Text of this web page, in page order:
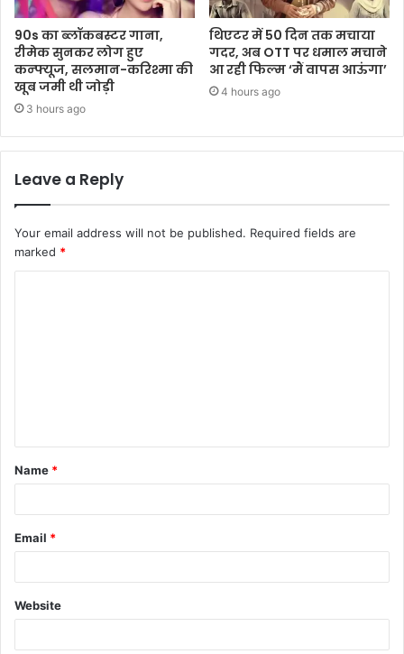
90s का ब्लॉकबस्टर गाना,
रीमेक सुनकर लोग हुए
कन्फ्यूज, सलमान-करिश्मा की
खूब जमी थी जोड़ी
3 hours ago
थिएटर में 50 दिन तक मचाया
गदर, अब OTT पर धमाल मचाने
आ रही फिल्म ‘मैं वापस आऊंगा’
4 hours ago
Leave a Reply
Your email address will not be published. Required fields are
marked *
Name *
Email *
Website